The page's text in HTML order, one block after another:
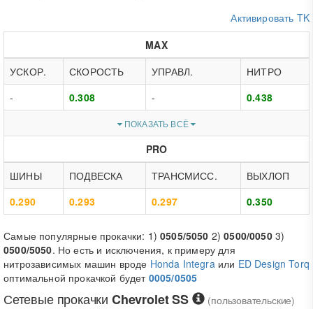
Активировать TK
MAX
УСКОР.
СКОРОСТЬ УПРАВЛ.
НИТРО
-
0.308 - 0.438
ПОКАЗАТЬ ВСЁ
PRO
ШИНЫ
ПОДВЕСКА ТРАНСМИСС.
ВЫХЛОП
0.290
0.293 0.297 0.350
Самые популярные прокачки: 1)0505/5050 2)0500/00503)
0500/5050. Но есть и исключения, к примеру для
нитрозависимых машин вроде Honda Integraили ED Design Torq
оптимальной прокачкой будет 0005/0505
Сетевые прокачки Chevrolet SS (пользовательские)